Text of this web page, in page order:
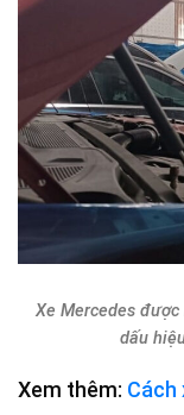
Xe Mercedes
dấu
Xem thêm: Cách